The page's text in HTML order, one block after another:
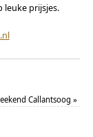
leuke prijsjes.
Callantsoog»